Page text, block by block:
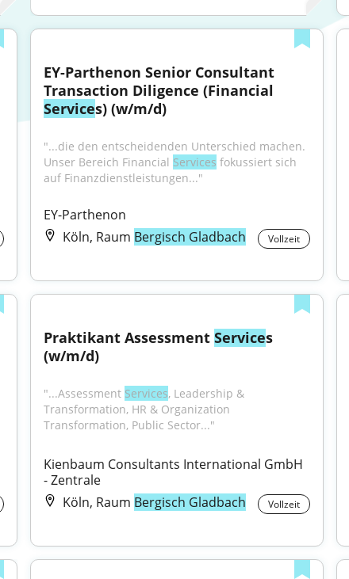
EY-Parthenon Senior Consultant
Services) (w/m/d)
"...die den entscheidenden Unterschied machen.
Unser Bereich Financial Services fokussiert sich
auf Finanzdienstleistungen..."
EY-Parthenon
Köln, Raum Bergisch Gladbach Vollzeit
Praktikant Assessment Services
(w/m/d)
"...Assessment Services, Leadership &
Transformation, HR & Organization
Transformation, Public Sector..."
Kienbaum Consultants International GmbH
- Zentrale
Köln, Raum Bergisch Gladbach Vollzeit